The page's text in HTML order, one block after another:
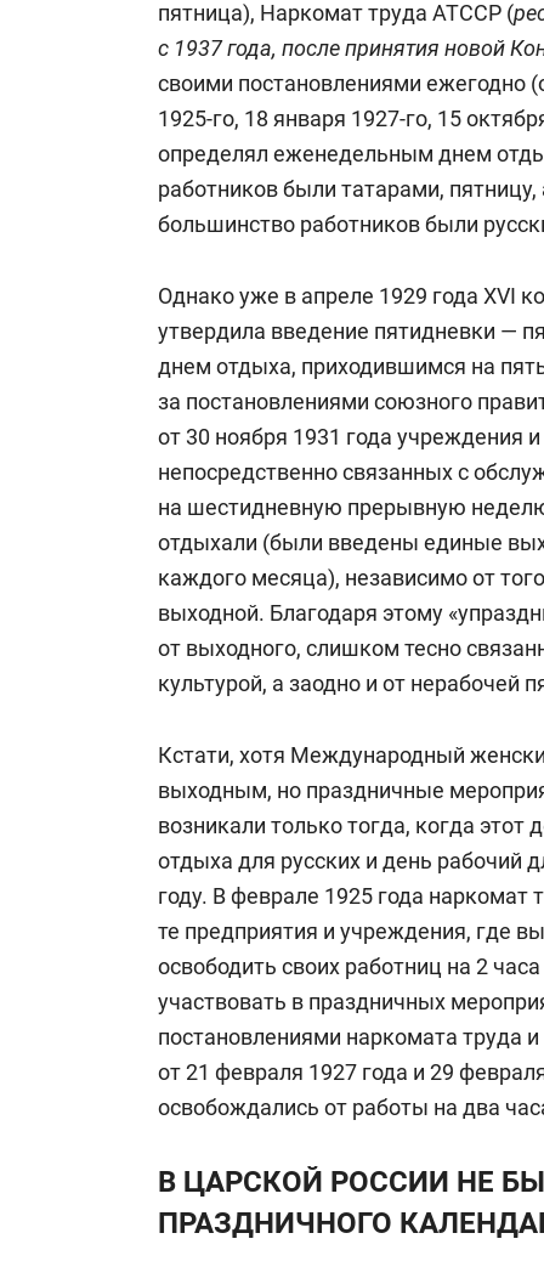
пятница), Наркомат труда АТССР (
с 1937 года, после принятия новой
своими постановлениями ежегодно
1925-го, 18 января 1927-го, 15
определял еженедельным днем
работников были татарами, пятницу,
большинство работников были
Однако уже в апреле 1929 года XVI
утвердила введение пятидневки —
днем отдыха, приходившимся на
за постановлениями союзного
от 30 ноября 1931 года учреждения
непосредственно связанных с
на шестидневную прерывную
отдыхали (были введены единые
каждого месяца), независимо от
выходной. Благодаря этому
от выходного, слишком тесно
культурой, а заодно и от
Кстати, хотя Международный
выходным, но праздничные
возникали только тогда, когда
отдыха для русских и день рабочий
году. В феврале 1925 года наркомат
те предприятия и учреждения, где
освободить своих работниц на 2
участвовать в праздничных
постановлениями наркомата труда
от 21 февраля 1927 года и 29
освобождались от работы на два
В ЦАРСКОЙ РОССИИ НЕ
ПРАЗДНИЧНОГО